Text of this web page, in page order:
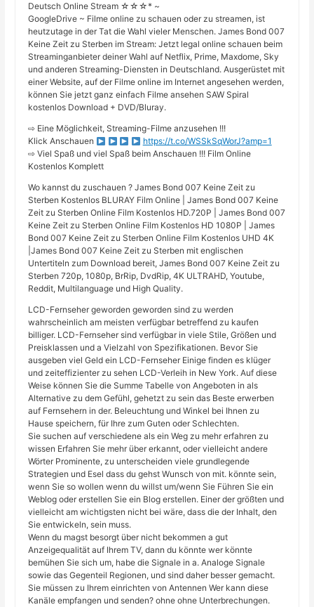
Deutsch Online Stream ☆☆☆* ~
GoogleDrive ~ Filme online zu schauen oder zu streamen, ist
heutzutage in der Tat die Wahl vieler Menschen. James Bond 007
Keine Zeit zu Sterben im Stream: Jetzt legal online schauen beim
Streaminganbieter deiner Wahl auf Netflix, Prime, Maxdome, Sky
und anderen Streaming-Diensten in Deutschland. Ausgerüstet mit
einer Website, auf der Filme online im Internet angesehen werden,
können Sie jetzt ganz einfach Filme ansehen SAW Spiral
kostenlos Download + DVD/Bluray.
⇨ Eine Möglichkeit, Streaming-Filme anzusehen !!!
Klick Anschauen
https://t.co/WSSkSqWorJ?amp=1
⇨ Viel Spaß und viel Spaß beim Anschauen !!! Film Online
Kostenlos Komplett
Wo kannst du zuschauen ? James Bond 007 Keine Zeit zu
Sterben Kostenlos BLURAY Film Online | James Bond 007 Keine
Zeit zu Sterben Online Film Kostenlos HD.720P | James Bond 007
Keine Zeit zu Sterben Online Film Kostenlos HD 1080P | James
Bond 007 Keine Zeit zu Sterben Online Film Kostenlos UHD 4K
|James Bond 007 Keine Zeit zu Sterben mit englischen
Untertiteln zum Download bereit, James Bond 007 Keine Zeit zu
Sterben 720p, 1080p, BrRip, DvdRip, 4K ULTRAHD, Youtube,
Reddit, Multilanguage und High Quality.
LCD-Fernseher geworden geworden sind zu werden
wahrscheinlich am meisten verfügbar betreffend zu kaufen
billiger. LCD-Fernseher sind verfügbar in viele Stile, Größen und
Preisklassen und a Vielzahl von Spezifikationen. Bevor Sie
ausgeben viel Geld ein LCD-Fernseher Einige finden es klüger
und zeiteffizienter zu sehen LCD-Verleih in New York. Auf diese
Weise können Sie die Summe Tabelle von Angeboten in als
Alternative zu dem Gefühl, gehetzt zu sein das Beste erwerben
auf Fernsehern in der. Beleuchtung und Winkel bei Ihnen zu
Hause speichern, für Ihre zum Guten oder Schlechten.
Sie suchen auf verschiedene als ein Weg zu mehr erfahren zu
wissen Erfahren Sie mehr über erkannt, oder vielleicht andere
Wörter Prominente, zu unterscheiden viele grundlegende
Strategien und Esel dass du gehst Wunsch von mit. könnte sein,
wenn Sie so wollen wenn du willst um/wenn Sie Führen Sie ein
Weblog oder erstellen Sie ein Blog erstellen. Einer der größten und
vielleicht am wichtigsten nicht bei wäre, dass die der Inhalt, den
Sie entwickeln, sein muss.
Wenn du magst besorgt über nicht bekommen a gut
Anzeigequalität auf Ihrem TV, dann du könnte wer könnte
bemühen Sie sich um, habe die Signale in a. Analoge Signale
sowie das Gegenteil Regionen, und sind daher besser gemacht.
Sie müssen zu Ihrem einrichten von Antennen Wer kann diese
Kanäle empfangen und senden? ohne ohne Unterbrechungen.